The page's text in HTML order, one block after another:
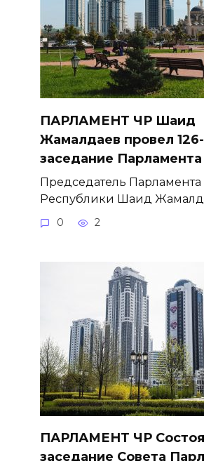
ПАРЛАМЕНТ ЧР Шаид
Жамалдаев провел
заседание
Председатель
Республики Шаид
0 2
ПАРЛАМЕНТ ЧР
заседание Совета